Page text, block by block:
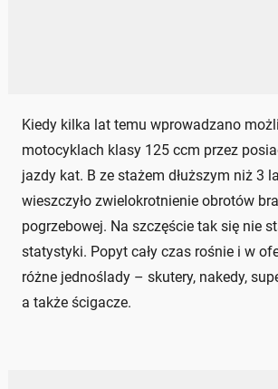
Kiedy kilka lat temu wprowadzano
motocyklach klasy 125 ccm przez
jazdy kat. B ze stażem dłuższym niż 3
wieszczyło zwielokrotnienie obrotów
pogrzebowej. Na szczęście tak się nie
statystyki. Popyt cały czas rośnie i w
różne jednoślady – skutery, nakedy,
a także ścigacze.